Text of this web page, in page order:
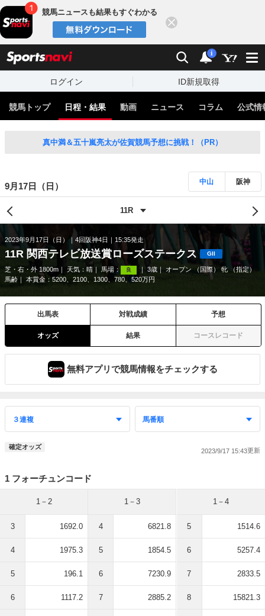
競馬ニュースも結果もすぐわかる
検索 通知
i
ログイン ID新規取得
競馬トップ 日程・結果 動画 ニュース コラム 公式情
真中満＆五十嵐亮太が佐賀競馬予想に挑戦！（PR）
9月17日（日） 中山 阪神
2023年9月17日（日） 4回阪神4日 15:35発走
11R 関西テレビ放送賞ローズステークス GII
芝・右・外 1800m 天気： 晴 馬場： 良 3歳
オープン （国際） 牝 （指定）
馬齢
本賞金：5200、2100、1300、780、520万円
出馬表 対戦成績 予想
オッズ 結果 コースレコード
無料アプリで競馬情報をチェックする
確定オッズ
2023/9/17 15:43
1 フォーチュンコード
1－2
3 1692.0
4 1975.3
5 196.1
6 1117.2
1－3
4 6821.8
5 1854.5
6 7230.9
7 2885.2
1－4
5 1514.6
6 5257.4
7 2833.5
8 15821.3